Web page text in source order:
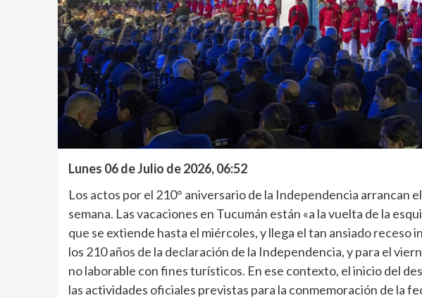
Lunes 06 de Julio de 2026, 06:52
Los actos por el 210° aniversario de la Independencia arrancan
semana. Las vacaciones en Tucumán están «a la vuelta de la
que se extiende hasta el miércoles, y llega el tan ansiado receso
los 210 años de la declaración de la Independencia, y para el
no laborable con fines turísticos. En ese contexto, el inicio del
las actividades oficiales previstas para la conmemoración de la